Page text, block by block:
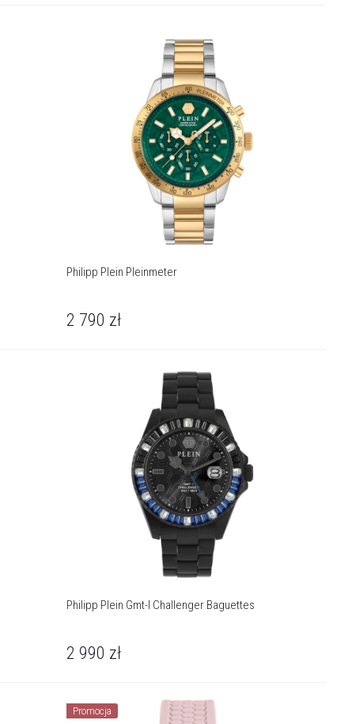
Philipp Plein Pleinmeter
2 790 zł
Philipp Plein Gmt-I Challenger Baguettes
2 990 zł
Promocja